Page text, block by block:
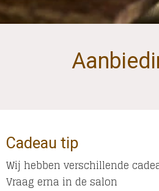
Cadeau tip
Wij hebben verschillende
Vraag erna in de salon